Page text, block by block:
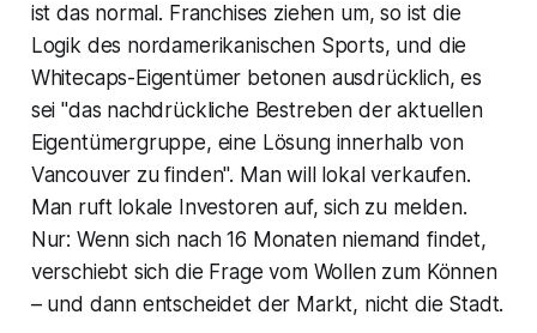
ist das normal. Franchises ziehen um, so ist die
Logik des nordamerikanischen Sports, und die
Whitecaps-Eigentümer betonen ausdrücklich, es
sei "das nachdrückliche Bestreben der aktuellen
Eigentümergruppe, eine Lösung innerhalb von
Vancouver zu finden". Man will lokal verkaufen.
Man ruft lokale Investoren auf, sich zu melden.
Nur: Wenn sich nach 16 Monaten niemand findet,
verschiebt sich die Frage vom Wollen zum Können
– und dann entscheidet der Markt, nicht die Stadt.